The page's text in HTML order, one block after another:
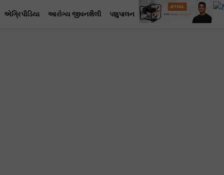
એગ્રિપીડિયા આરોગ્ય જીવનશૈલી પશુપાલન